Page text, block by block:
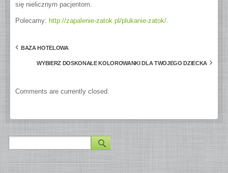
się nielicznym pacjentom.
Polecamy: http://zapalenie-zatok.pl/plukanie-zatok/.
‹ BAZA HOTELOWA
WYBIERZ DOSKONAŁE KOLOROWANKI DLA TWOJEGO DZIECKA ›
Comments are currently closed.